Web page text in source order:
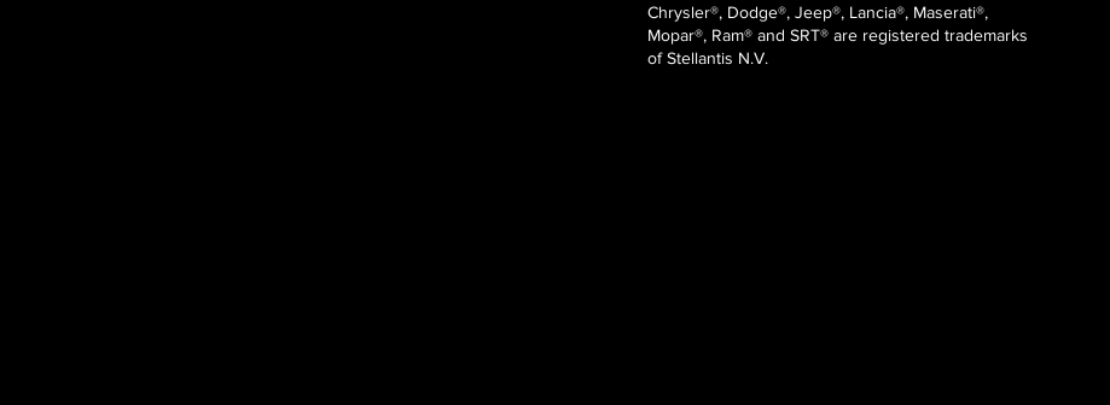
Chrysler®, Dodge®, Jeep®, Lancia®, Maserati®,
Mopar®, Ram® and SRT® are registered trademarks
of Stellantis N.V.